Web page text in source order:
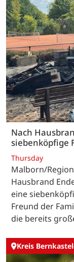
Nach
siebenköpfige
Thursday
Malborn/
Hausbrand
eine
Freund der
die bereits
Kreis